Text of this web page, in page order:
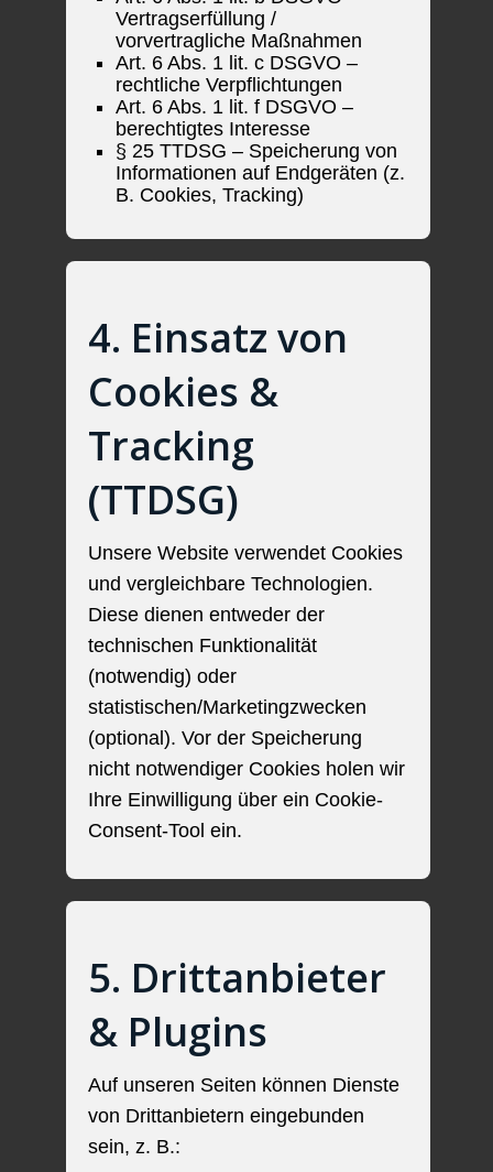
Vertragserfüllung /
vorvertragliche Maßnahmen
Art. 6 Abs. 1 lit. c DSGVO –
rechtliche Verpflichtungen
Art. 6 Abs. 1 lit. f DSGVO –
berechtigtes Interesse
§ 25 TTDSG – Speicherung von
Informationen auf Endgeräten (z.
B. Cookies, Tracking)
4. Einsatz von
Cookies &
Tracking
(TTDSG)
Unsere Website verwendet Cookies
und vergleichbare Technologien.
Diese dienen entweder der
technischen Funktionalität
(notwendig) oder
statistischen/Marketingzwecken
(optional). Vor der Speicherung
nicht notwendiger Cookies holen wir
Ihre Einwilligung über ein Cookie-
Consent-Tool ein.
5. Drittanbieter
& Plugins
Auf unseren Seiten können Dienste
von Drittanbietern eingebunden
sein, z. B.: